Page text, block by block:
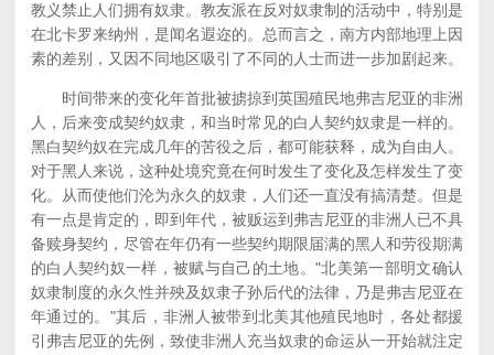
教义禁止人们拥有奴隶。教友派在反对奴隶制的活动中，特别是
在北卡罗来纳州，是闻名遐迩的。总而言之，南方内部地理上因
素的差别，又因不同地区吸引了不同的人士而进一步加剧起来。
时间带来的变化年首批被掳掠到英国殖民地弗吉尼亚的非洲
人，后来变成契约奴隶，和当时常见的白人契约奴隶是一样的。
黑白契约奴在完成几年的苦役之后，都可能获释，成为自由人。
对于黑人来说，这种处境究竟在何时发生了变化及怎样发生了变
化。从而使他们沦为永久的奴隶，人们还一直没有搞清楚。但是
有一点是肯定的，即到年代，被贩运到弗吉尼亚的非洲人已不具
备赎身契约，尽管在年仍有一些契约期限届满的黑人和劳役期满
的白人契约奴一样，被赋与自己的土地。"北美第一部明文确认
奴隶制度的永久性并殃及奴隶子孙后代的法律，乃是弗吉尼亚在
年通过的。"其后，非洲人被带到北美其他殖民地时，各处都援
引弗吉尼亚的先例，致使非洲人充当奴隶的命运从一开始就注定